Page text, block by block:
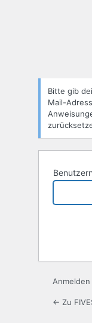
Bitte gib
Mail-
Anmelden
← Zu